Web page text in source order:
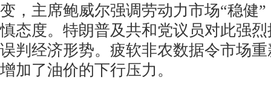
变，主席鲍威尔强调劳动力市场“稳健
慎态度。特朗普及共和党议员对此强
误判经济形势。疲软非农数据令市场
增加了油价的下行压力。